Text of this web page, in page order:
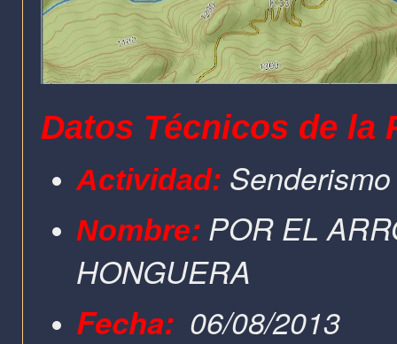
Datos Técnicos de la
Actividad:
Nombre:POR EL
HONGUERA
Fecha: 06/08/2013